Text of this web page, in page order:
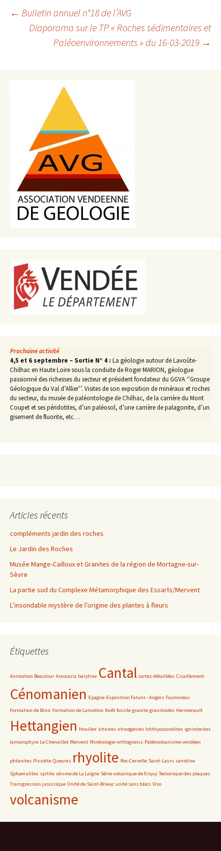
Navigation
← Bulletin annuel n°18 de l’AVG
Diaporama sur le TP « Roches sédimentaires et
Paléoenvironnements » du 16-03-2019 →
Prochaine activité
4,5 et 6 septembre – Sortie N° 4 : La géologie autour de Lavoûte-
Chilhac en Haute Loire sous la conduite de Roger MARION, géologue
passionné des richesses du secteur et président fondateur du GGVA ‘’Groupe
Géologique du Val d’Allier’’. Visites de son exposition de minéraux et roches
du secteur, du musée de paléontologie de Chilhac, de la carrière du Mont
Coupet et ses péridotites, d’un paléosol, d’une carrière de palagonite, d’un
gisement de fluorite, etc…
Articles récents
compléments jardin des roches
Le Jardin des Roches
Musée Mange-Cailloux et Granites de la région de Mortagne-sur-
Sèvre
La partie sud du Complexe Métamorphique des Essarts/Mervent
L’insondable mystère de l’origine des plantes à fleurs
Étiquettes
Animation Beautour Araucaria barytine Cantal cartes détaillées Cisaillement
Cénomanien Epagne Exposition Faluns - Angers Faymoreau
Formation de Binic Formation de Lanvollon forêt fossile granite granitoïdes Hermenault
Hettangien Houiller ichnites ichnogenres Ichthyosarcolites ignimbrites
lamprophyre Le Chenaillet Mervent Minéralogie orthogneiss Paléovolcanisme vendéen
phtanites Pissotte Queyras rhyolite Roc-Cervelle Saint-Laurs sanidine
Sphaerulites spilite séisme de La Laigne Série volcanique de Erquy Tectonique des plaques
Transgression jurassique Unité de Saint-Brieuc unité sans blocs Viso
volcanisme